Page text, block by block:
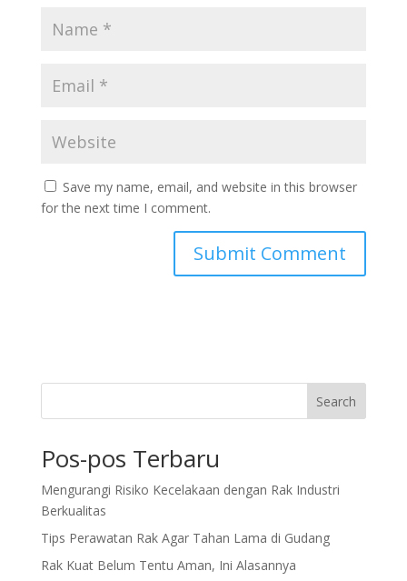
Save my name, email, and website in this browser
for the next time I comment.
Search
Pos-pos Terbaru
Mengurangi Risiko Kecelakaan dengan Rak Industri
Berkualitas
Tips Perawatan Rak Agar Tahan Lama di Gudang
Rak Kuat Belum Tentu Aman, Ini Alasannya